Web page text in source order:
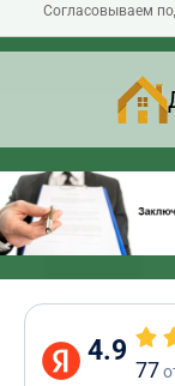
Согласовываем
4.9
77